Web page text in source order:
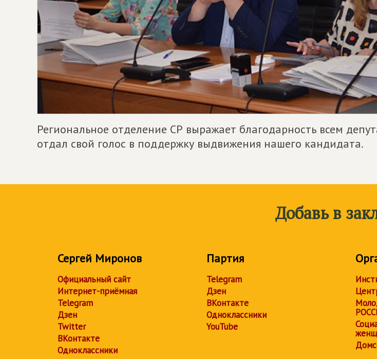
Региональное отделение СР выражает благодарность всем
отдал свой голос в поддержку выдвижения нашего кандидата.
Добавь в
Сергей Миронов
Официальный сайт
Интернет-приёмная
Telegram
Дзен
Twitter
ВКонтакте
Одноклассники
Партия
Telegram
Дзен
ВКонтакте
Одноклассники
YouTube